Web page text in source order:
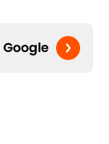
Google